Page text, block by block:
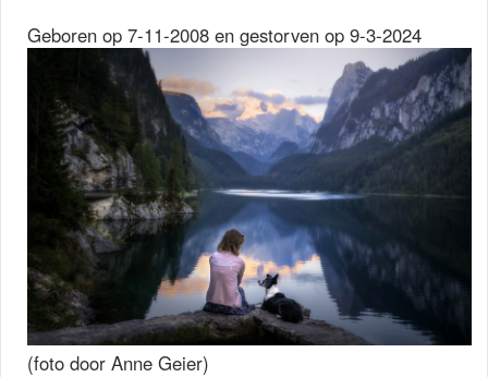
Geboren op 7-11-2008 en gestorven op 9-3-2024
(foto door Anne Geier)